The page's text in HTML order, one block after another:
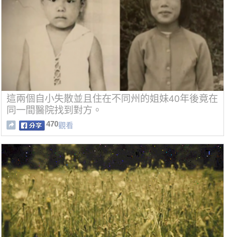
這兩個自小失散並且住在不同州的姐妹40年後竟在
同一間醫院找到對方。
470觀看